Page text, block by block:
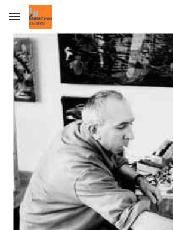
Skip to main content